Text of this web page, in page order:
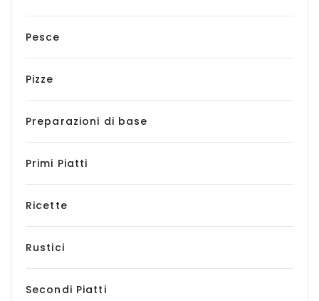
Pesce
Pizze
Preparazioni di base
Primi Piatti
Ricette
Rustici
Secondi Piatti